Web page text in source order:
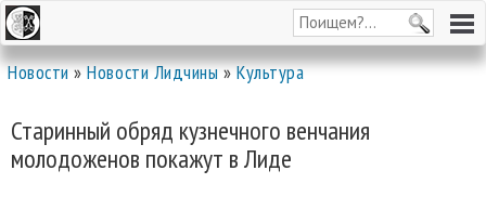
Новости»Новости Лидчины»Культура
Старинный обряд кузнечного венчания
молодоженов покажут в Лиде